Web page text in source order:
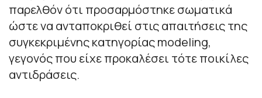
παρελθόν ότι προσαρμόστηκε σωματικά
ώστε να ανταποκριθεί στις απαιτήσεις της
συγκεκριμένης κατηγορίας modeling,
γεγονός που είχε προκαλέσει τότε ποικίλες
αντιδράσεις.